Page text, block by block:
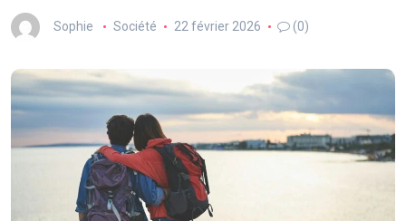
Sophie Société 22 février 2026 (0)